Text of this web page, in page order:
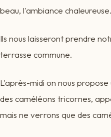
beau, l'ambiance chaleureuse.
Ils nous laisseront prendre
terrasse commune.
L'après-midi on nous
des caméléons tricornes,
mais ne verrons que des